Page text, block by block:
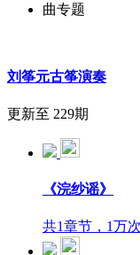
曲专题
刘筝元古筝演奏
更新至 229期
《浣纱谣》
共1章节，1万